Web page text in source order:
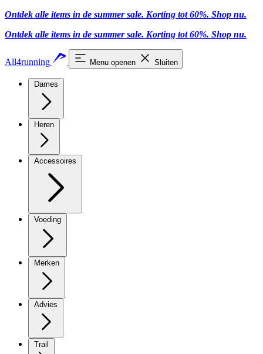
Ontdek alle items in de summer sale. Korting tot 60%. Shop nu.
Ontdek alle items in de summer sale. Korting tot 60%. Shop nu.
All4running Menu openen Sluiten
Dames
Heren
Accessoires
Voeding
Merken
Advies
Trail